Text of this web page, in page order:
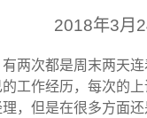
2018年3月
两次都是周末两天
工作经历，每次的
，但是在很多方面